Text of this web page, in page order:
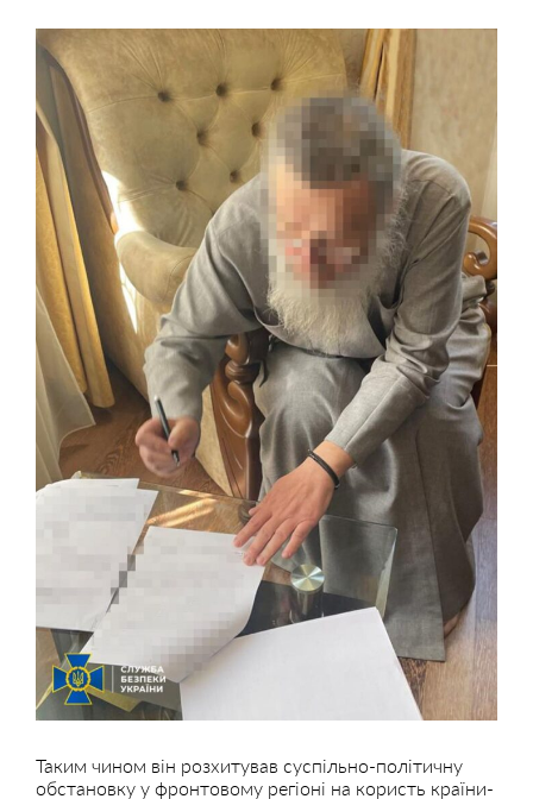
Таким чином він розхитував суспільно-політичну
обстановку у фронтовому регіоні на користь країни-